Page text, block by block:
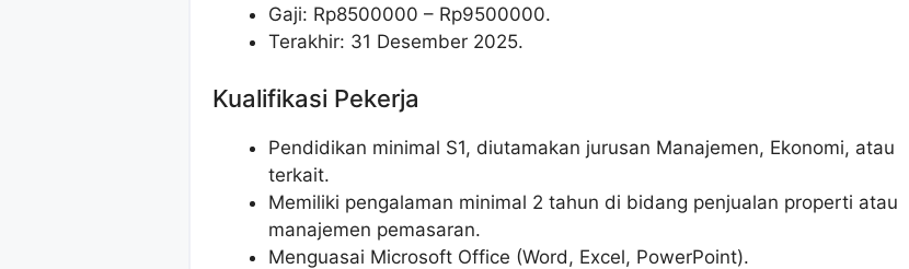
Gaji: Rp8500000 – Rp9500000.
Terakhir: 31 Desember 2025.
Kualifikasi Pekerja
Pendidikan minimal S1, diutamakan jurusan Manajemen, Ekonomi, atau
terkait.
Memiliki pengalaman minimal 2 tahun di bidang penjualan properti atau
manajemen pemasaran.
Menguasai Microsoft Office (Word, Excel, PowerPoint).